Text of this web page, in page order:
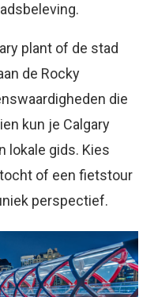
plant of de stad
de Rocky
die
kun je Calgary
lokale gids. Kies
of een fietstour
perspectief.